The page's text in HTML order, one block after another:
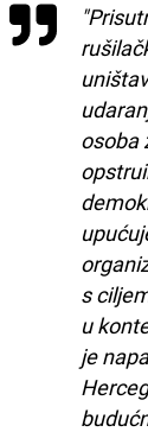
osoba
s
u
je